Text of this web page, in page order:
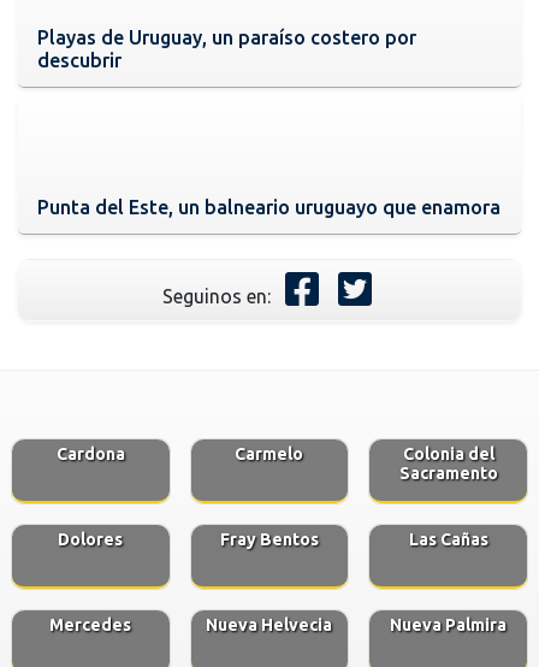
Playas de Uruguay, un paraíso costero por
descubrir
Punta del Este, un balneario uruguayo que enamora
Seguinos en:
Cardona Carmelo
Colonia del
Sacramento
Dolores Fray Bentos Las Cañas
Mercedes Nueva Helvecia Nueva Palmira